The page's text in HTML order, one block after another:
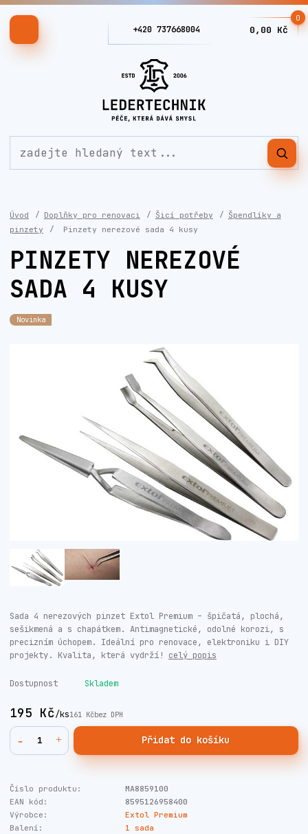
+420 737668004
0
0,00 Kč
Úvod Doplňky pro renovaci Šicí potřeby
Špendlíky a
pinzety
Pinzety nerezové sada 4 kusy
PINZETY NEREZOVÉ
SADA 4 KUSY
Novinka
Sada 4 nerezových pinzet Extol Premium – špičatá, plochá,
sešikmená a s chapátkem. Antimagnetické, odolné korozi, s
precizním úchopem. Ideální pro renovace, elektroniku i DIY
projekty. Kvalita, která vydrží! celý popis
Dostupnost Skladem
195 Kč/ks161 Kčbez DPH
Přidat do košíku
Číslo produktu:
MA8859100
EAN kód:
8595126958400
Výrobce:
Extol Premium
Balení:
1 sada